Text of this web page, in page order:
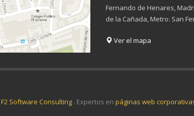
Fernando de Henares,
de la Cañada, Metro: San
Ver el mapa
F2 Software Consulting . Expertos en páginas web